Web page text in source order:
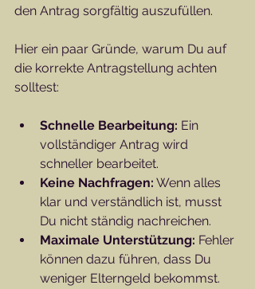
den Antrag sorgfältig auszufüllen.
Hier ein paar Gründe, warum Du auf
die korrekte Antragstellung achten
solltest:
Schnelle Bearbeitung: Ein
vollständiger Antrag wird
schneller bearbeitet.
Keine Nachfragen: Wenn alles
klar und verständlich ist, musst
Du nicht ständig nachreichen.
Maximale Unterstützung: Fehler
können dazu führen, dass Du
weniger Elterngeld bekommst.